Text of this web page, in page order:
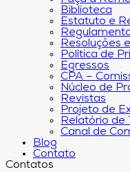
Biblioteca
Estatuto e
Resoluções
Política de
Egressos
CPA –
Núcleo de
Revistas
Projeto de
Relatório de
Canal de
Blog
Contato
Contatos